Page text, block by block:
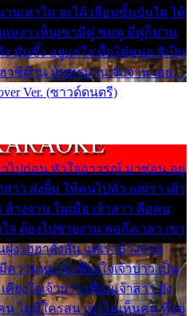
นเท่าใด จะได้ เลื่อนขั้นบันได ได้
เหงา เห็นเขามีคู่ ซมดู มีคู่ก็ม่วน
ง มันซึ้ง อยู่แก่ใจ มื้อใด๋หนอ สิเป็น
ฮาซิด้าน มันทรมาน จับจาน เอย…
Ver. (ซาวด์ดนตรี)
าไปก่อน หัวใจอาวรณ์ มาซ่อน อยู่
าว ส่งยิ้ม ให้คนไปทั่ว แต่เรา เฝ้า
ล้างจาน ในเมื่อ เจ้าสาว คือคน
จ ต้องไปช่วยงาน พอถึงเวลา เขา
ง เฮฮาดังลั่น แต่เราล้างจาน
วามหมาย เคียงใจเจ้าบ่าว เป็น
งใจเจ้าบ่าว เพื่อนเจ้าสาว ยัง
ไม่มีใครสน เขาไม่เห็นคน ที่อยู่